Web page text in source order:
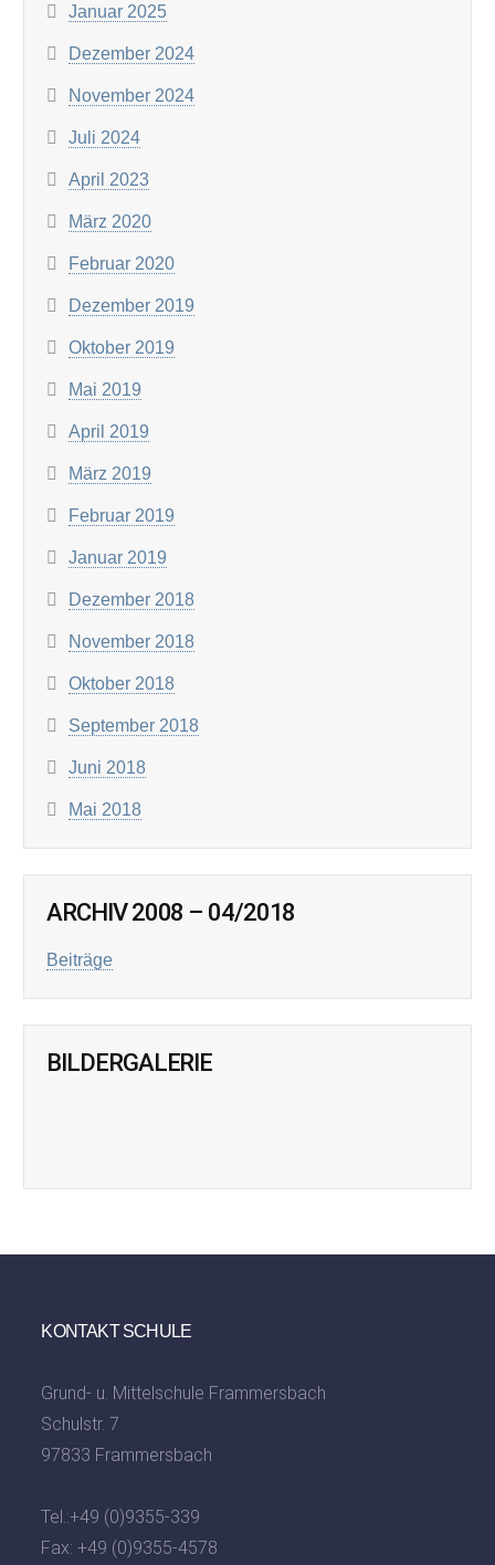
Januar 2025
Dezember 2024
November 2024
Juli 2024
April 2023
März 2020
Februar 2020
Dezember 2019
Oktober 2019
Mai 2019
April 2019
März 2019
Februar 2019
Januar 2019
Dezember 2018
November 2018
Oktober 2018
September 2018
Juni 2018
Mai 2018
ARCHIV 2008 – 04/2018
Beiträge
BILDERGALERIE
KONTAKT SCHULE
Grund- u. Mittelschule Frammersbach
Schulstr. 7
97833 Frammersbach
Tel.:+49 (0)9355-339
Fax: +49 (0)9355-4578